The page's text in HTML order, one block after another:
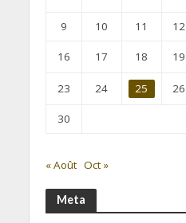
9 10 11 12
16 17 18 19
23 24 25 26
30
« Août Oct »
Meta